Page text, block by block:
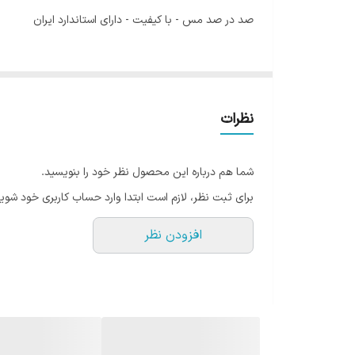
صد در صد مس - با کیفیت - دارای استاندارد ایران
نظرات
شما هم درباره این محصول نظر خود را بنویسید.
برای ثبت نظر، لازم است ابتدا وارد حساب کاربری خود
افزودن نظر